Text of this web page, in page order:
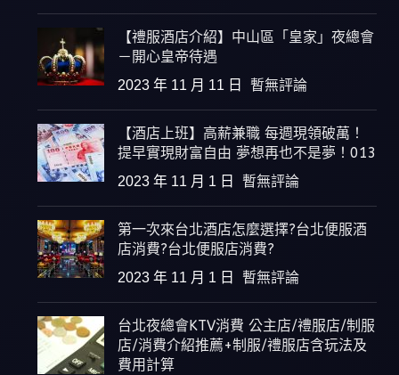
【禮服酒店介紹】中山區「皇家」夜總會
－開心皇帝待遇
2023 年 11 月 11 日 暫無評論
【酒店上班】高薪兼職 每週現領破萬！
提早實現財富自由 夢想再也不是夢！013
2023 年 11 月 1 日 暫無評論
第一次來台北酒店怎麼選擇?台北便服酒
店消費?台北便服店消費?
2023 年 11 月 1 日 暫無評論
台北夜總會KTV消費 公主店/禮服店/制服
店/消費介紹推薦+制服/禮服店含玩法及
費用計算